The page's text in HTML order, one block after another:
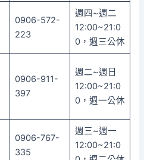
0906-572-
223
週四~週二
12:00~21:0
0，週三公休
0906-911-
397
週二~週日
12:00~21:0
0，週一公休
0906-767-
335
週三~週一
12:00~21:0